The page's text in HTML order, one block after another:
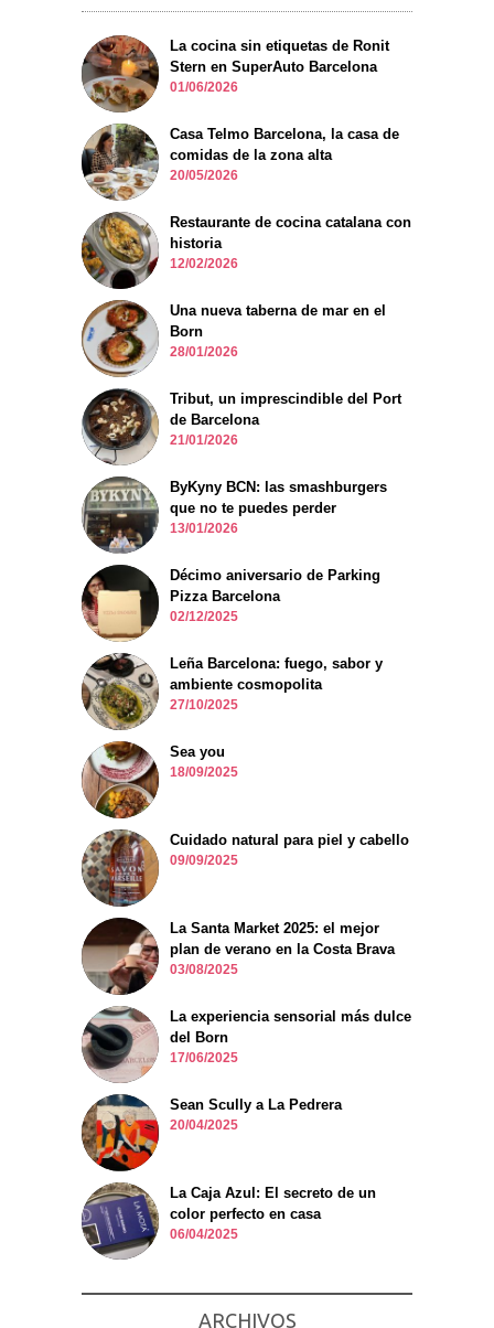
La cocina sin etiquetas de Ronit
Stern en SuperAuto Barcelona
01/06/2026
Casa Telmo Barcelona, la casa de
comidas de la zona alta
20/05/2026
Restaurante de cocina catalana con
historia
12/02/2026
Una nueva taberna de mar en el
Born
28/01/2026
Tribut, un imprescindible del Port
de Barcelona
21/01/2026
ByKyny BCN: las smashburgers
que no te puedes perder
13/01/2026
Décimo aniversario de Parking
Pizza Barcelona
02/12/2025
Leña Barcelona: fuego, sabor y
ambiente cosmopolita
27/10/2025
Sea you
18/09/2025
Cuidado natural para piel y cabello
09/09/2025
La Santa Market 2025: el mejor
plan de verano en la Costa Brava
03/08/2025
La experiencia sensorial más dulce
del Born
17/06/2025
Sean Scully a La Pedrera
20/04/2025
La Caja Azul: El secreto de un
color perfecto en casa
06/04/2025
ARCHIVOS
personalizados.